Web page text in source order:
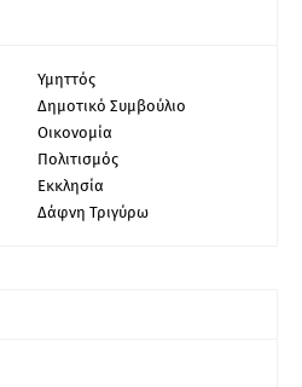
Υμηττός
Δημοτικό Συμβούλιο
Οικονομία
Πολιτισμός
Εκκλησία
Δάφνη Τριγύρω